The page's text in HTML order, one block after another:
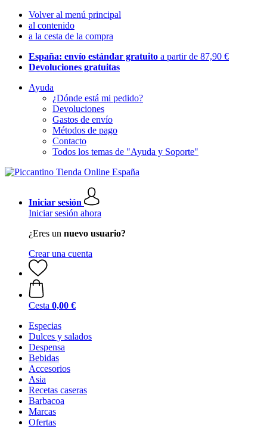
Volver al menú principal
al contenido
a la cesta de la compra
España: envío estándar gratuito a partir de 87,90 €
Devoluciones gratuitas
Ayuda
¿Dónde está mi pedido?
Devoluciones
Gastos de envío
Métodos de pago
Contacto
Todos los temas de "Ayuda y Soporte"
Iniciar sesión
Iniciar sesión ahora
¿Eres un nuevo usuario?
Crear una cuenta
Cesta 0,00 €
Especias
Dulces y salados
Despensa
Bebidas
Accesorios
Asia
Recetas caseras
Barbacoa
Marcas
Ofertas